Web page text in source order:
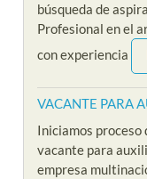
búsqueda de
Profesional en el
con experiencia
VACANTE PARA
Iniciamos
vacante para
empresa